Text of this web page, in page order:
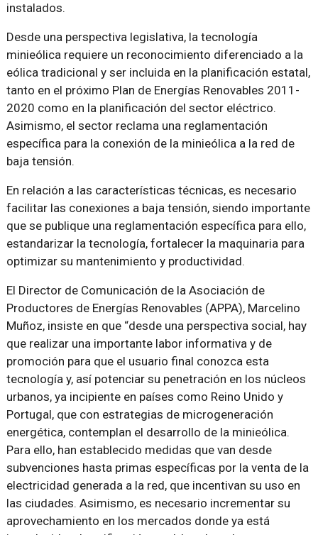
instalados.
Desde una perspectiva legislativa, la tecnología
minieólica requiere un reconocimiento diferenciado a la
eólica tradicional y ser incluida en la planificación estatal,
tanto en el próximo Plan de Energías Renovables 2011-
2020 como en la planificación del sector eléctrico.
Asimismo, el sector reclama una reglamentación
específica para la conexión de la minieólica a la red de
baja tensión.
En relación a las características técnicas, es necesario
facilitar las conexiones a baja tensión, siendo importante
que se publique una reglamentación específica para ello,
estandarizar la tecnología, fortalecer la maquinaria para
optimizar su mantenimiento y productividad.
El Director de Comunicación de la Asociación de
Productores de Energías Renovables (APPA), Marcelino
Muñoz, insiste en que “desde una perspectiva social, hay
que realizar una importante labor informativa y de
promoción para que el usuario final conozca esta
tecnología y, así potenciar su penetración en los núcleos
urbanos, ya incipiente en países como Reino Unido y
Portugal, que con estrategias de microgeneración
energética, contemplan el desarrollo de la minieólica.
Para ello, han establecido medidas que van desde
subvenciones hasta primas específicas por la venta de la
electricidad generada a la red, que incentivan su uso en
las ciudades. Asimismo, es necesario incrementar su
aprovechamiento en los mercados donde ya está